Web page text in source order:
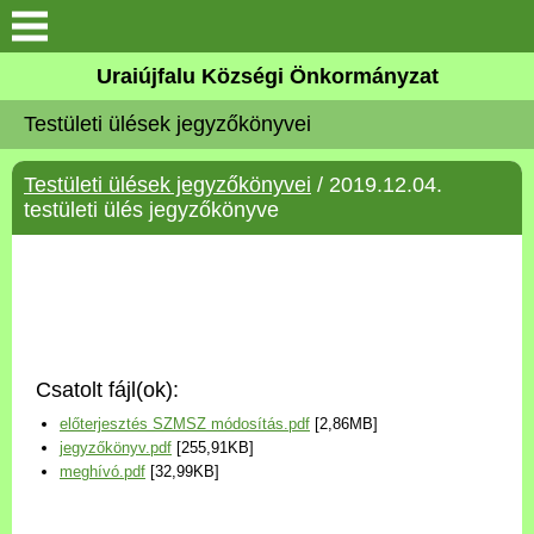
Köszöntő
Elérhetőségek
Uraiújfalu
Választási információk
Versenyképes Járások
Uraiújfalu Községi Önkormányzat
Testületi ülések jegyzőkönyvei
Testületi ülések jegyzőkönyvei / 2019.12.04.
testületi ülés jegyzőkönyve
Csatolt fájl(ok):
előterjesztés SZMSZ módosítás.pdf [2,86MB]
jegyzőkönyv.pdf [255,91KB]
meghívó.pdf [32,99KB]